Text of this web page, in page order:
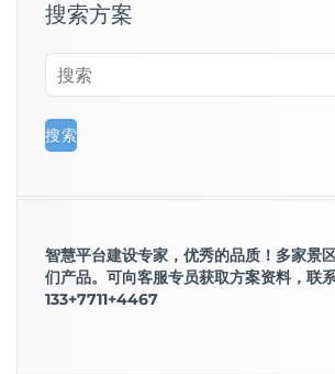
搜索方案
智慧平台建设专家，优秀的品质！多家景
们产品。可向客服专员获取方案资料，联
133+7711+4467